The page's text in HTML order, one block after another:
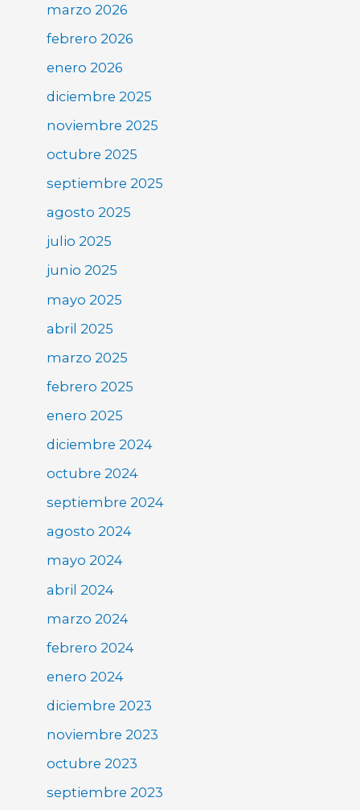
marzo 2026
febrero 2026
enero 2026
diciembre 2025
noviembre 2025
octubre 2025
septiembre 2025
agosto 2025
julio 2025
junio 2025
mayo 2025
abril 2025
marzo 2025
febrero 2025
enero 2025
diciembre 2024
octubre 2024
septiembre 2024
agosto 2024
mayo 2024
abril 2024
marzo 2024
febrero 2024
enero 2024
diciembre 2023
noviembre 2023
octubre 2023
septiembre 2023